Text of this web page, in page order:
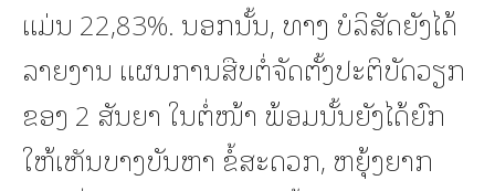
ແມ່ນ 22,83%. ນອກນັ້ນ, ທາງ ບໍລິສັດຍັງໄດ້
ລາຍງານ ແຜນການສືບຕໍ່ຈັດຕັ້ງປະຕິບັດວຽກ
ຂອງ 2 ສັນຍາ ໃນຕໍ່ໜ້າ ພ້ອມນັ້ນຍັງໄດ້ຍົກ
ໃຫ້ເຫັນບາງບັນຫາ ຂໍ້ສະດວກ, ຫຍຸ້ງຍາກ